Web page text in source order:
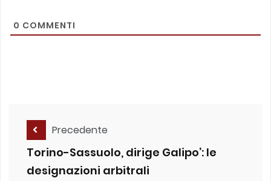
0 COMMENTI
Precedente
Torino-Sassuolo, dirige Galipo’: le
designazioni arbitrali